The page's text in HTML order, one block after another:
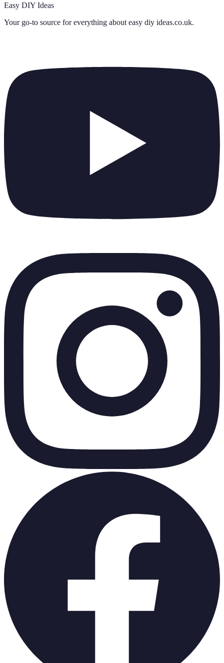
Easy DIY Ideas
Your go-to source for everything about easy diy ideas.co.uk.